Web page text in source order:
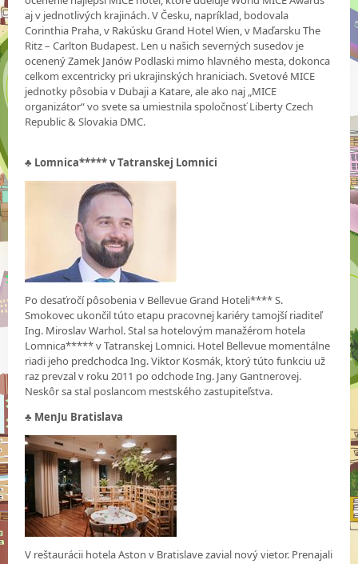
aj v jednotlivých krajinách. V Česku, napríklad, bodovala
Corinthia Praha, v Rakúsku Grand Hotel Wien, v Maďarsku The
Ritz – Carlton Budapest. Len u našich severných susedov je
ocenený Zamek Janów Podlaski mimo hlavného mesta, dokonca
celkom excentricky pri ukrajinských hraniciach. Svetové MICE
jednotky pôsobia v Dubaji a Katare, ale ako naj „MICE
organizátor“ vo svete sa umiestnila spoločnosť Liberty Czech
Republic & Slovakia DMC.
♣ Lomnica***** v Tatranskej Lomnici
Po desaťročí pôsobenia v Bellevue Grand Hoteli**** S.
Smokovec ukončil túto etapu pracovnej kariéry tamojší riaditeľ
Ing. Miroslav Warhol. Stal sa hotelovým manažérom hotela
Lomnica***** v Tatranskej Lomnici. Hotel Bellevue momentálne
riadi jeho predchodca Ing. Viktor Kosmák, ktorý túto funkciu už
raz prevzal v roku 2011 po odchode Ing. Jany Gantnerovej.
Neskôr sa stal poslancom mestského zastupiteľstva.
♣ MenJu Bratislava
V reštaurácii hotela Aston v Bratislave zavial nový vietor. Prenajali